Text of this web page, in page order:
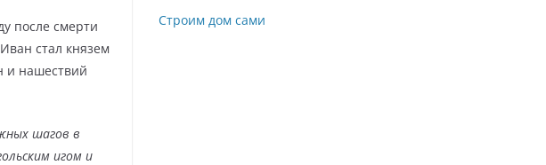
после смерти
стал князем
и нашествий
шагов в
игом и
Строим дом сами